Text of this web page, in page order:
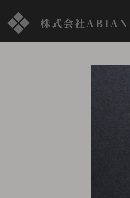
株式会社ABIAN